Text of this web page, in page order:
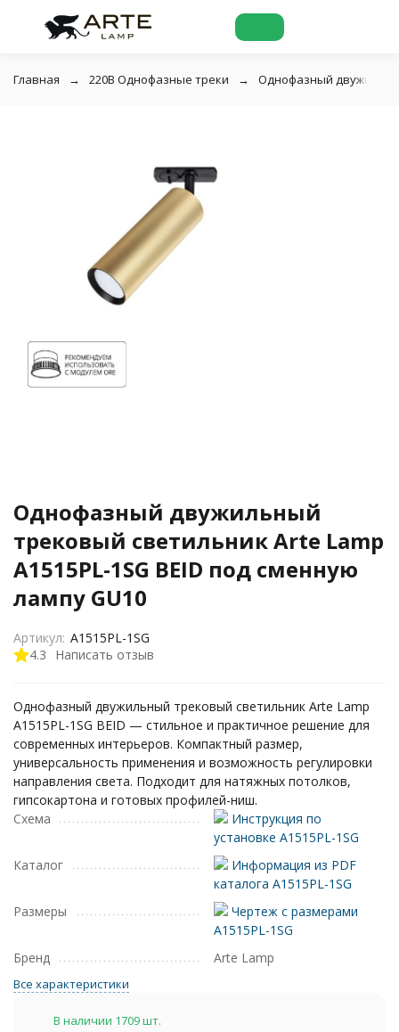
Главная 220В Однофазные треки Однофазный
Однофазный двужильный
трековый светильник Arte Lamp
A1515PL-1SG BEID под сменную
лампу GU10
4.3 Написать отзыв
Артикул: A1515PL-1SG
Однофазный двужильный трековый светильник Arte Lamp
A1515PL-1SG BEID — стильное и практичное решение для
современных интерьеров. Компактный размер,
универсальность применения и возможность регулировки
направления света. Подходит для натяжных потолков,
гипсокартона и готовых профилей-ниш.
Схема
Инструкция по
установке A1515PL-1SG
Каталог
Информация из PDF
каталога A1515PL-1SG
Размеры
Чертеж с размерами
A1515PL-1SG
Бренд
Arte Lamp
Все характеристики
В наличии 1709 шт.